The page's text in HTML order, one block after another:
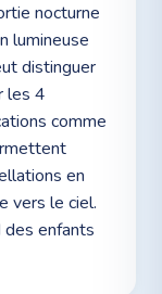
nocturne
lumineuse
distinguer
les 4
comme
en
vers le ciel.
des enfants